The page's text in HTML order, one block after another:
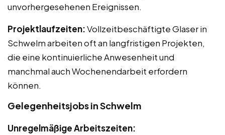
unvorhergesehenen Ereignissen.
Projektlaufzeiten:Vollzeitbeschäftigte Glaser in
Schwelm arbeiten oft an langfristigen Projekten,
die eine kontinuierliche Anwesenheit und
manchmal auch Wochenendarbeit erfordern
können.
Gelegenheitsjobs in Schwelm
Unregelmäßige Arbeitszeiten: